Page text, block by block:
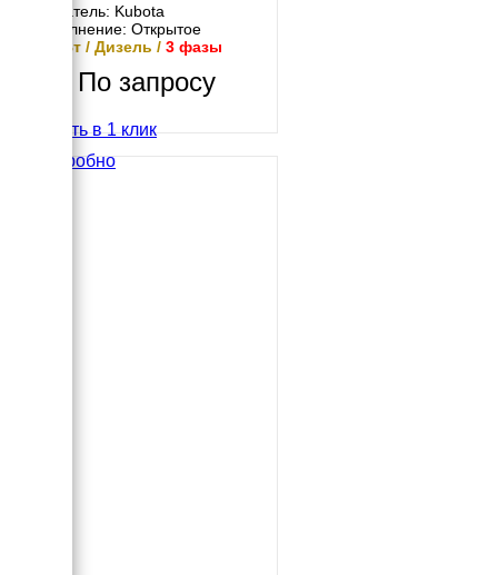
Двигатель: Kubota
Исполнение: Открытое
32 кВт / Дизель / 3 фазы
По запросу
Купить в 1 клик
Подробно